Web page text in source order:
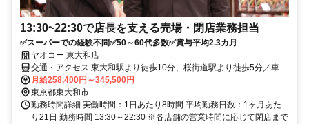
13:30~22:30で店長を支える売場・閉店業務担当
✅スーパーでの経験不問✅50～60代多数✅賞与平均2.3カ月
ヤオコー 東大和店
交通・アクセス 東大和駅より徒歩10分、桜街道駅より徒歩5分／車通
勤OK バイク通勤OK 自転車通勤OK
月給258,400円～345,500円
東京都東大和市
勤務時間詳細 実働時間：1日あたり8時間 平均勤務日数：1ヶ月あた
り21日 勤務時間 13:30～22:30 ※各店舗の営業時間に応じて閉店まで